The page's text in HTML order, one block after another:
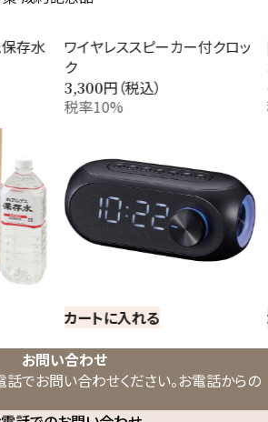
保存水
ワイヤレススピーカー付クロッ
ク
3,300円（税込）
税率10%
カートに入れる
お問い合わせ
でお問い合わせください。お電話からの